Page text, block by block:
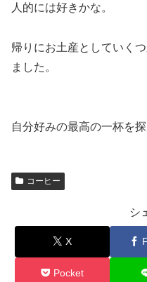
人的には好きかな。
帰りにお土産としていく
ました。
自分好みの最高の一杯を探
コーヒー
シ
X
Pocket